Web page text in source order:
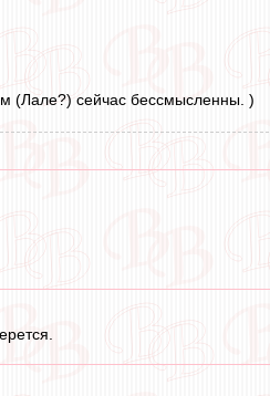
(Лале?) сейчас бессмысленны. )